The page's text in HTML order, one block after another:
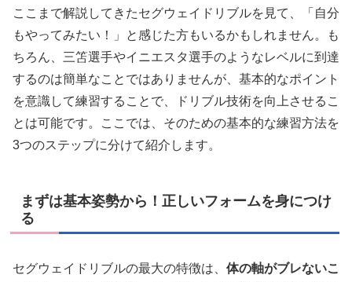
ここまで解説してきたセグウェイドリブルを見て、「自分
もやってみたい！」と感じた方もいるかもしれません。も
ちろん、三笘選手やイニエスタ選手のようなレベルに到達
するのは簡単なことではありませんが、基本的なポイント
を意識して練習することで、ドリブル技術を向上させるこ
とは可能です。ここでは、そのための基本的な練習方法を
3つのステップに分けて紹介します。
まずは基本姿勢から！正しいフォームを身につけ
る
セグウェイドリブルの最大の特徴は、 体の軸がブレないこ